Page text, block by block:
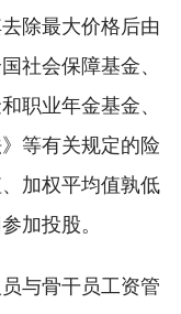
除最大价格后由
社会保障基金、
职业年金基金、
等有关规定的险
加权平均值孰低
加投股。
与骨干员工资管